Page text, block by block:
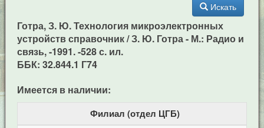
Искать
Готра, З. Ю. Технология микроэлектронных
устройств справочник / З. Ю. Готра - М.: Радио и
связь, -1991. -528 с. ил.
ББК: 32.844.1 Г74
Имеется в наличии:
Филиал (отдел ЦГБ)